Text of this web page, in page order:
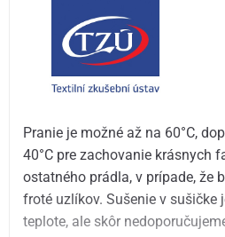
Pranie je možné až na 60°C,
40°C pre zachovanie krásnych
ostatného prádla, v prípade, že
froté uzlíkov. Sušenie v sušičke
teplote, ale skôr